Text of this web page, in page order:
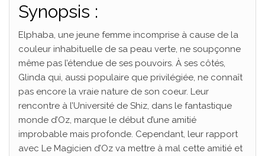
Synopsis :
Elphaba, une jeune femme incomprise à cause de la
couleur inhabituelle de sa peau verte, ne soupçonne
même pas l’étendue de ses pouvoirs. À ses côtés,
Glinda qui, aussi populaire que privilégiée, ne connaît
pas encore la vraie nature de son coeur. Leur
rencontre à l’Université de Shiz, dans le fantastique
monde d’Oz, marque le début d’une amitié
improbable mais profonde. Cependant, leur rapport
avec Le Magicien d’Oz va mettre à mal cette amitié et